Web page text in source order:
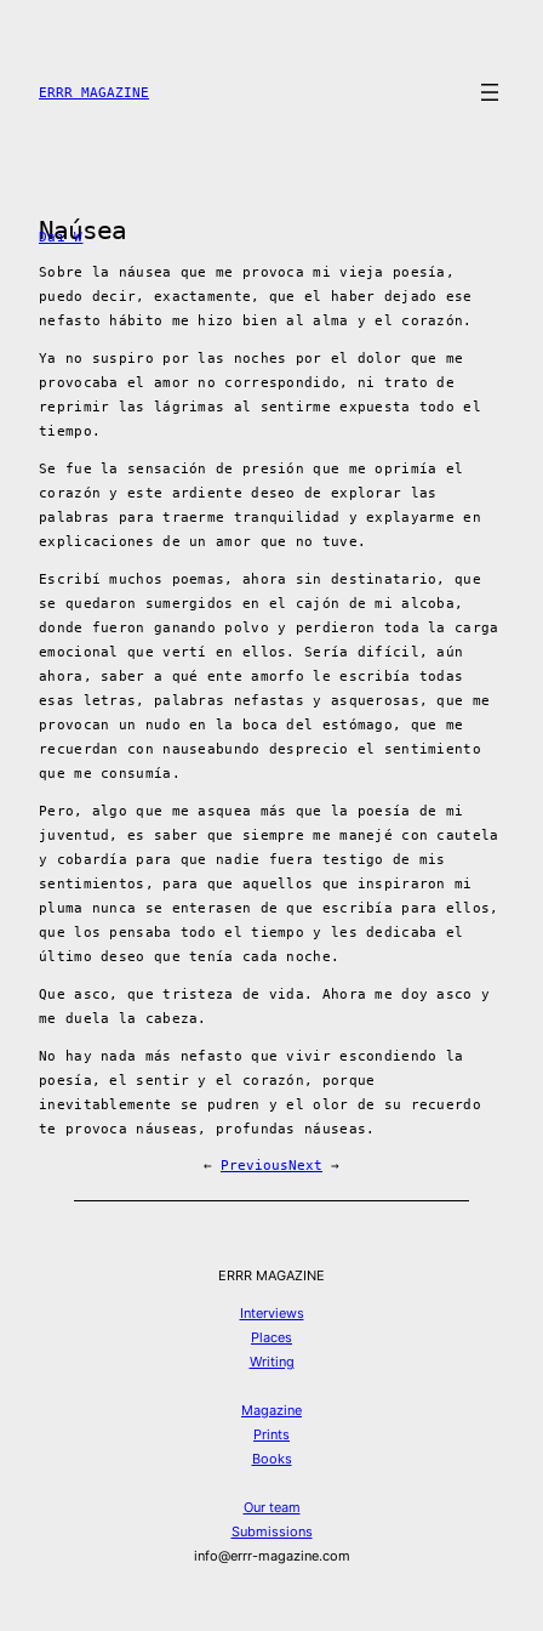
content
ERRR MAGAZINE
Naúsea
Dai W
Sobre la náusea que me provoca mi vieja poesía,
puedo decir, exactamente, que el haber dejado ese
nefasto hábito me hizo bien al alma y el corazón.
Ya no suspiro por las noches por el dolor que me
provocaba el amor no correspondido, ni trato de
reprimir las lágrimas al sentirme expuesta todo el
tiempo.
Se fue la sensación de presión que me oprimía el
corazón y este ardiente deseo de explorar las
palabras para traerme tranquilidad y explayarme en
explicaciones de un amor que no tuve.
Escribí muchos poemas, ahora sin destinatario, que
se quedaron sumergidos en el cajón de mi alcoba,
donde fueron ganando polvo y perdieron toda la carga
emocional que vertí en ellos. Sería difícil, aún
ahora, saber a qué ente amorfo le escribía todas
esas letras, palabras nefastas y asquerosas, que me
provocan un nudo en la boca del estómago, que me
recuerdan con nauseabundo desprecio el sentimiento
que me consumía.
Pero, algo que me asquea más que la poesía de mi
juventud, es saber que siempre me manejé con cautela
y cobardía para que nadie fuera testigo de mis
sentimientos, para que aquellos que inspiraron mi
pluma nunca se enterasen de que escribía para ellos,
que los pensaba todo el tiempo y les dedicaba el
último deseo que tenía cada noche.
Que asco, que tristeza de vida. Ahora me doy asco y
me duela la cabeza.
No hay nada más nefasto que vivir escondiendo la
poesía, el sentir y el corazón, porque
inevitablemente se pudren y el olor de su recuerdo
te provoca náuseas, profundas náuseas.
← PreviousNext →
ERRR MAGAZINE
Interviews
Places
Writing
Magazine
Prints
Books
Our team
Submissions
info@errr-magazine.com